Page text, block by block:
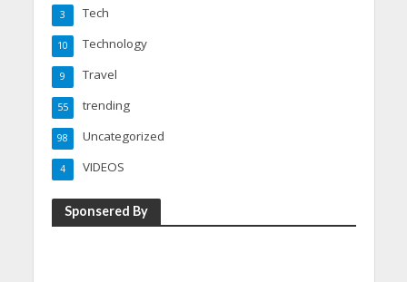
Tech
3
Technology
10
Travel
9
trending
55
Uncategorized
98
VIDEOS
4
Sponsered By